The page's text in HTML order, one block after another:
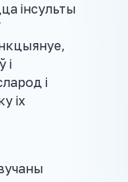
інсульты
і
і
іх